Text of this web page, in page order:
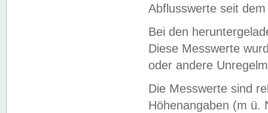
Abflusswerte seit
Bei den
Diese Messwerte
oder andere
Die Messwerte sind
Höhenangaben (m ü.